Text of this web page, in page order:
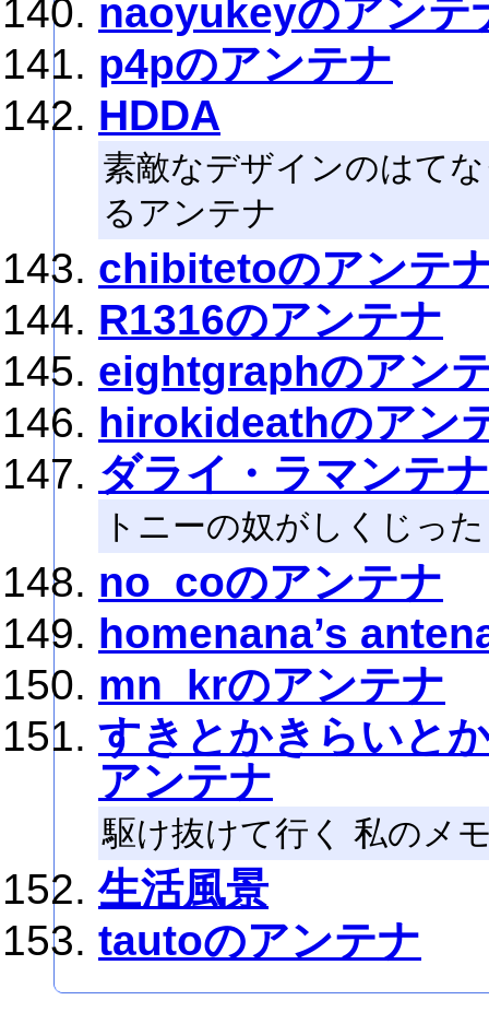
naoyukeyのアンテ
p4pのアンテナ
HDDA
素敵なデザインのはて
るアンテナ
chibitetoのアンテ
R1316のアンテナ
eightgraphのアン
hirokideathのアン
ダライ・ラマンテナ
トニーの奴がしくじった
no_coのアンテナ
homenana’s
mn_krのアンテナ
すきとかきらいと
アンテナ
駆け抜けて行く 私のメ
生活風景
tautoのアンテナ